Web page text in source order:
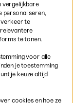
producten.
iDEAL
vergelijkbare
personaliseren,
verkeer te
te tonen.
voor alle
je toestemming
je keuze altijd
cookies en hoe ze